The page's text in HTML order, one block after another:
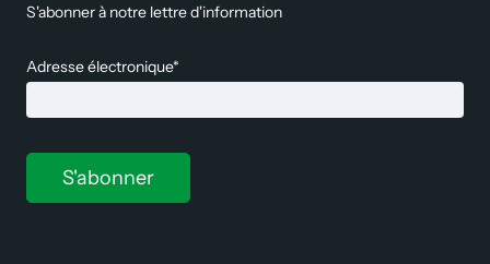
S'abonner à notre lettre d'information
Adresse électronique*